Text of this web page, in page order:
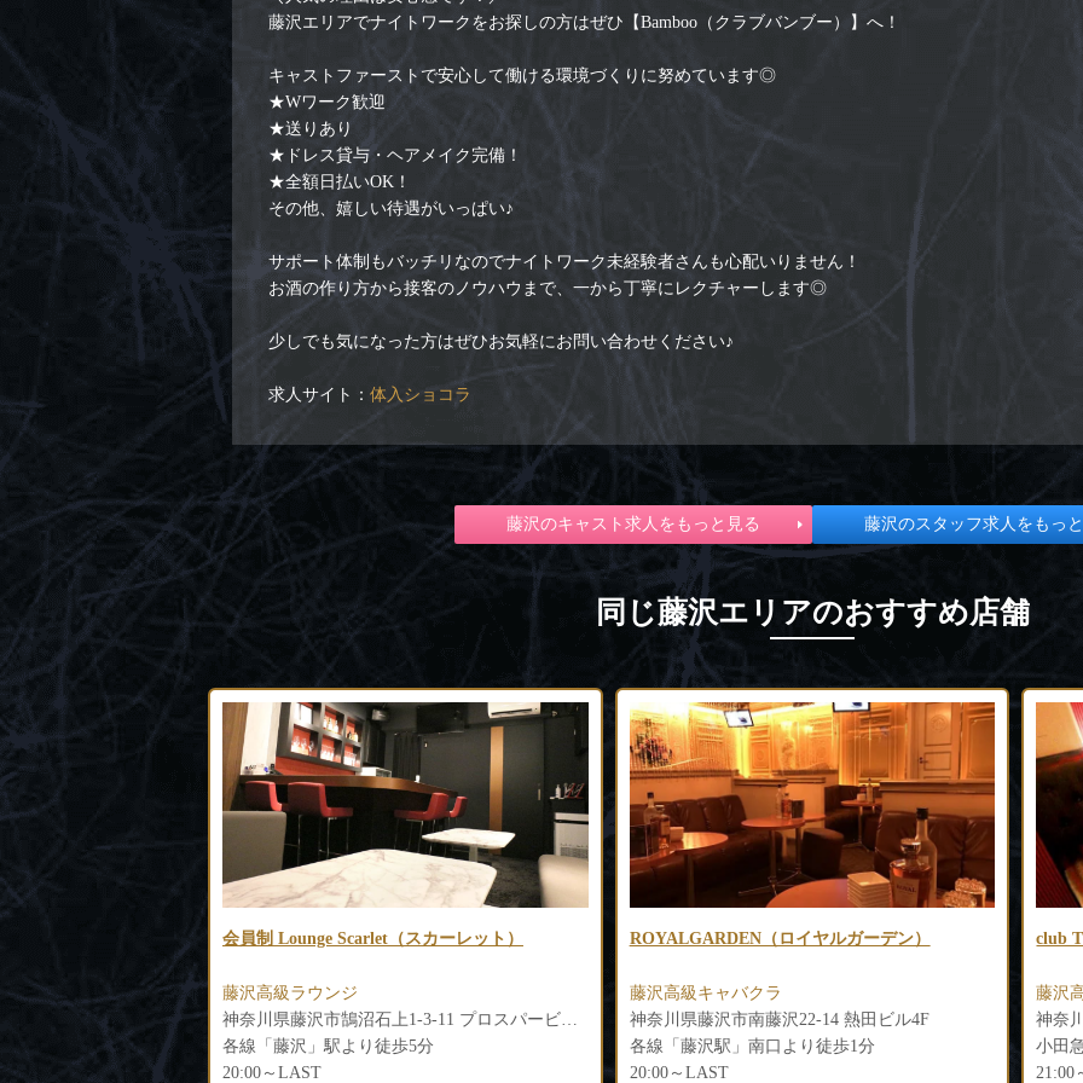
藤沢エリアでナイトワークをお探しの方はぜひ【Bamboo（クラブバンブー）】へ！
キャストファーストで安心して働ける環境づくりに努めています◎
★Wワーク歓迎
★送りあり
★ドレス貸与・ヘアメイク完備！
★全額日払いOK！
その他、嬉しい待遇がいっぱい♪
サポート体制もバッチリなのでナイトワーク未経験者さんも心配いりません！
お酒の作り方から接客のノウハウまで、一から丁寧にレクチャーします◎
少しでも気になった方はぜひお気軽にお問い合わせください♪
求人サイト： 体入ショコラ
藤沢のキャスト求人をもっと見る 藤沢のスタッフ求人をもっ
同じ藤沢エリアのおすすめ店舗
神奈川県藤沢市鵠沼石上1-3-11 プロスパービル3F
分
ROYALGARDEN（ロイヤルガーデン）
藤沢高級キャバクラ
神奈川県藤沢市南藤沢22-14 熱田ビル4F
各線「藤沢駅」南口より徒歩1分
20:00～LAST
club Tis-ティス-
藤沢高級キャバクラ
神奈川県藤沢市湘南台2-7-11 若林ビル3F
小田急江ノ島線「湘南台駅」より徒歩3分
21:00～LAST
Club
藤沢
神奈
JR「
20:00